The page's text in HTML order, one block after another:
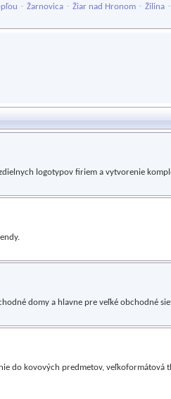
- Žarnovica - Žiar nad Hronom - Žilina -
logotypov firiem a vytvorenie
domy a hlavne pre veľké obchodné
do kovových predmetov, veľkoformátová